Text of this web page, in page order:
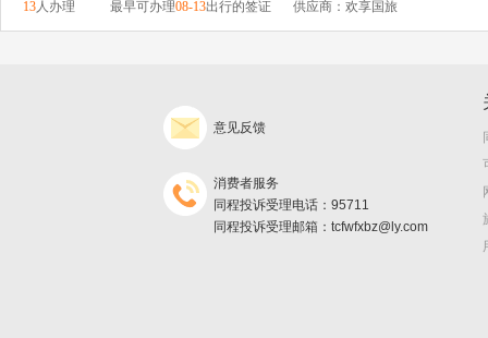
13人办理 最早可办理08-13出行的签证 供应商：欢享国旅
意见反馈
消费者服务
同程投诉受理电话：95711
同程投诉受理邮箱：tcfwfxbz@ly.com